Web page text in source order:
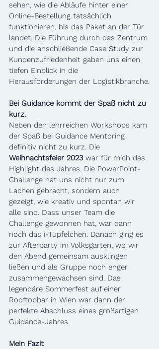
sehen, wie die Abläufe hinter einer
Online-Bestellung tatsächlich
funktionieren, bis das Paket an der Tür
landet. Die Führung durch das Zentrum
und die anschließende Case Study zur
Kundenzufriedenheit gaben uns einen
tiefen Einblick in die
Herausforderungen der Logistikbranche.
Bei Guidance kommt der Spaß nicht zu
kurz.
Neben den lehrreichen Workshops kam
der Spaß bei Guidance Mentoring
definitiv nicht zu kurz. Die
Weihnachtsfeier 2023 war für mich das
Highlight des Jahres. Die PowerPoint-
Challenge hat uns nicht nur zum
Lachen gebracht, sondern auch
gezeigt, wie kreativ und spontan wir
alle sind. Dass unser Team die
Challenge gewonnen hat, war dann
noch das i-Tüpfelchen. Danach ging es
zur Afterparty im Volksgarten, wo wir
den Abend gemeinsam ausklingen
ließen und als Gruppe noch enger
zusammengewachsen sind. Das
legendäre Sommerfest auf einer
Rooftopbar in Wien war dann der
perfekte Abschluss eines großartigen
Guidance-Jahres.
Mein Fazit